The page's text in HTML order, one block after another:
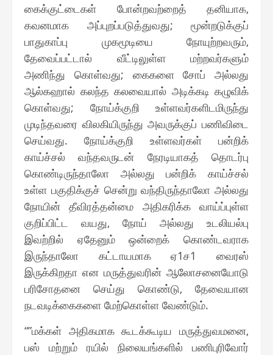
கைக்குட்டைகள் போன்றவற்றைத் தனியாக,
கவனமாக அப்புறப்படுத்துவது; மூன்றடுக்குப்
பாதுகாப்பு முகமூடியை நோயுற்றவரும்,
தேவைப்பட்டால் வீட்டிலுள்ள மற்றவர்களும்
அணிந்து கொள்வது; கைகளை சோப் அல்லது
ஆல்கஹால் கலந்த கலவையால் அடிக்கடி கழுவிக்
கொள்வது; நோய்க்குறி உள்ளவர்களிடமிருந்து
முடிந்தவரை விலகியிருந்து அவருக்குப் பணிவிடை
செய்வது. நோய்க்குறி உள்ளவர்கள் பன்றிக்
காய்ச்சல் வந்தவருடன் நேரடியாகத் தொடர்பு
கொண்டிருந்தாலோ அல்லது பன்றிக் காய்ச்சல்
உள்ள பகுதிக்குச் சென்று வந்திருந்தாலோ அல்லது
நோயின் தீவிரத்தன்மை அதிகரிக்க வாய்ப்புள்ள
குறிப்பிட்ட வயது, நோய் அல்லது உடலியல்பு
இவற்றில் ஏதேனும் ஒன்றைக் கொண்டவராக
இருந்தாலோ கட்டாயமாக ஏ1ச1 வைரஸ்
இருக்கிறதா என மருத்துவரின் ஆலோசனையோடு
பரிசோதனை செய்து கொண்டு, தேவையான
நடவடிக்கைகளை மேற்கொள்ள வேண்டும்.
“”மக்கள் அதிகமாக கூடக்கூடிய மருத்துவமனை,
பஸ் மற்றும் ரயில் நிலையங்களில் பணிபுரிவோர்